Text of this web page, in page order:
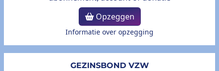
Opzeggen
Informatie over opzegging
GEZINSBOND VZW